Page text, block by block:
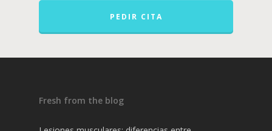
PEDIR CITA
Fresh from the blog